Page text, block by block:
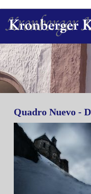
Quadro Nuevo -